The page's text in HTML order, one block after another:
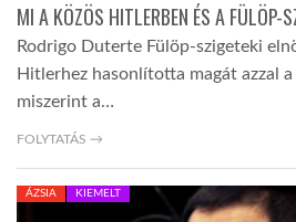
MI A KÖZÖS HITLERBEN ÉS A FÜLÖP-
Rodrigo Duterte Fülöp-szigeteki
Hitlerhez hasonlította magát azzal
miszerint a…
FOLYTATÁS →
ÁZSIA KIEMELT